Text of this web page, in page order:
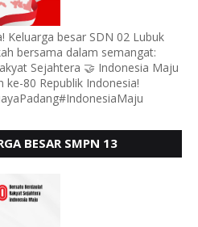
Keluarga besar SDN 02 Lubuk
bersama dalam semangat:
Sejahtera 🤝 Indonesia Maju
ke-80 Republik Indonesia!
BESAR SMPN 13